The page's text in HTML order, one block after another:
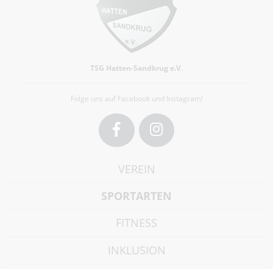
VEREIN
SPORTARTEN
FITNESS
INKLUSION
TSG Hatten-Sandkrug e.V.
Folge uns auf Facebook und Instagram!
Facebook Instagram